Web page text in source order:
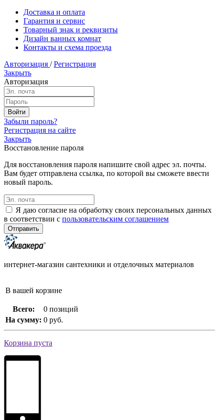
Доставка и оплата
Гарантия и сервис
Товарный знак и реквизиты
Дизайн ванных комнат
Контакты и схема проезда
Авторизация / Регистрация
Закрыть
Авторизация
Забыли пароль?
Регистрация на сайте
Закрыть
Восстановление пароля
Для восстановления пароля напишите свой адрес эл. почты.
Вам будет отправлена ссылка, по которой вы сможете ввести
новый пароль.
Я даю согласие на обработку своих персональных данных
в соответствии с пользовательским соглашением
интернет-магазин сантехники и отделочных материалов
В вашей корзине
Всего:
0 позиций
На сумму: 0 руб.
Корзина пуста